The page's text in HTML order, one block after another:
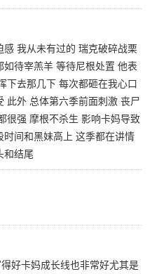
我从未有过的 瑞克破碎战栗
待宰羔羊 等待尼根处置 他表
下去那几下 每次都砸在我心口
此外 总体第六季前面刺激 丧尸
很强 摩根不杀生 影响卡妈导致
间和黑妹高上 这季都在讲情
和结尾
好卡妈成长线也非常好尤其是